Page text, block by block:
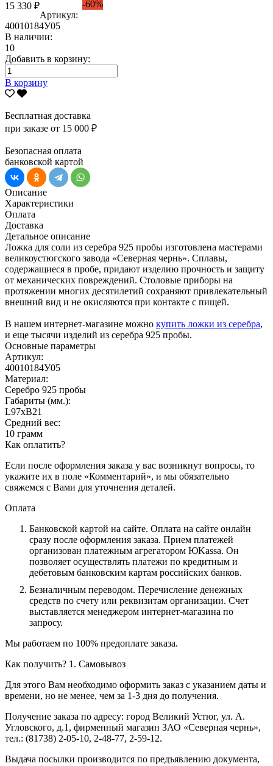
15 330 ₽
-60%
Артикул:
40010184У05
В наличии:
10
Добавить в корзину:
В корзину
Бесплатная доставка
при заказе от 15 000 ₽
Безопасная оплата
банковской картой
Описание
Характеристики
Оплата
Доставка
Детальное описание
Ложка для соли из серебра 925 пробы изготовлена мастерами
великоустюгского завода «Северная чернь». Сплавы,
содержащиеся в пробе, придают изделию прочность и защиту
от механических повреждений. Столовые приборы на
протяжении многих десятилетий сохраняют привлекательный
внешний вид и не окисляются при контакте с пищей.
В нашем интернет-магазине можно купить ложки из серебра,
и еще тысячи изделий из серебра 925 пробы.
Основные параметры
Артикул:
40010184У05
Материал:
Серебро 925 пробы
Габариты (мм.):
L97хB21
Средний вес:
10 грамм
Как оплатить?
Если после оформления заказа у вас возникнут вопросы, то
укажите их в поле «Комментарий», и мы обязательно
свяжемся с Вами для уточнения деталей.
Оплата
Банковской картой на сайте. Оплата на сайте онлайн
сразу после оформления заказа. Прием платежей
организован платежным агрегатором ЮKassa. Он
позволяет осуществлять платежи по кредитным и
дебетовым банковским картам российских банков.
Безналичным переводом. Перечисление денежных
средств по счету или реквизитам организации. Счет
выставляется менеджером интернет-магазина по
запросу.
Мы работаем по 100% предоплате заказа.
Как получить? 1. Самовывоз
Для этого Вам необходимо оформить заказ с указанием даты и
времени, но не менее, чем за 1-3 дня до получения.
Получение заказа по адресу: город Великий Устюг, ул. А.
Угловского, д.1, фирменный магазин ЗАО «Северная чернь»,
тел.: (81738) 2-05-10, 2-48-77, 2-59-12.
Выдача посылки производится по предъявлению документа,